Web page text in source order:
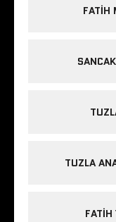
FATIH
TUZLA
FATIH